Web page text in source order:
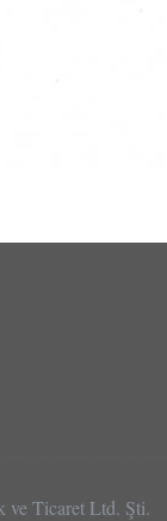
ve Ticaret Ltd. Şti.